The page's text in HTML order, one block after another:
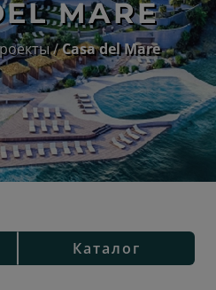
MARE
/Casa del Mare
Каталог